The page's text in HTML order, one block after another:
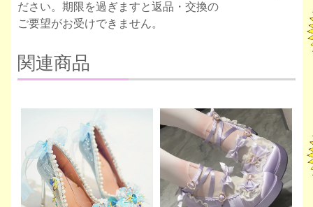
ださい。期限を過ぎますと返品・交換の
ご要望がお受けできません。
関連商品